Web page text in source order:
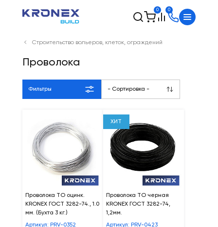
0 0
Строительство вольеров, клеток, ограждений
Проволока
Фильтры - Сортировка -
Проволока ТО оцинк.
KRONEX ГОСТ 3282-74., 1.0
мм. (Бухта 3 кг.)
Артикул: PRV-0352
ХИТ
Проволока ТО черная
KRONEX ГОСТ 3282-74,
1,2мм.
Артикул: PRV-0423